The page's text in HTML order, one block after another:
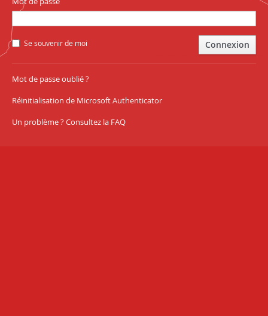
Se souvenir de moi
Mot de passe oublié ?
Réinitialisation de Microsoft Authenticator
Un problème ? Consultez la FAQ